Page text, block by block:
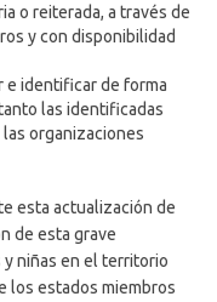
o reiterada, a través de
y con disponibilidad
e identificar de forma
las identificadas
organizaciones
esta actualización de
de esta grave
niñas en el territorio
los estados miembros